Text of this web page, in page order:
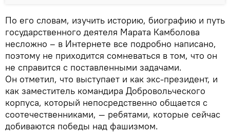
По его словам, изучить историю, биографию и путь
государственного деятеля Марата Камболова
несложно – в Интернете все подробно написано,
поэтому не приходится сомневаться в том, что он
не справится с поставленными задачами.
Он отметил, что выступает и как экс-президент, и
как заместитель командира Добровольческого
корпуса, который непосредственно общается с
соотечественниками, — ребятами, которые сейчас
добиваются победы над фашизмом.